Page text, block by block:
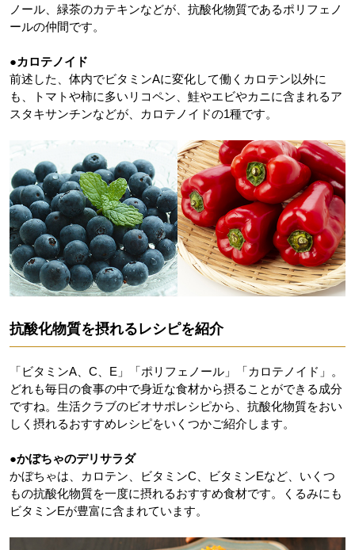
ノール、緑茶のカテキンなどが、抗酸化物質であるポリフェノ
ールの仲間です。
●カロテノイド
前述した、体内でビタミンAに変化して働くカロテン以外に
も、トマトや柿に多いリコペン、鮭やエビやカニに含まれるア
スタキサンチンなどが、カロテノイドの1種です。
抗酸化物質を摂れるレシピを紹介
「ビタミンA、C、E」「ポリフェノール」「カロテノイド」。
どれも毎日の食事の中で身近な食材から摂ることができる成分
ですね。生活クラブのビオサポレシピから、抗酸化物質をおい
しく摂れるおすすめレシピをいくつかご紹介します。
●かぼちゃのデリサラダ
かぼちゃは、カロテン、ビタミンC、ビタミンEなど、いくつ
もの抗酸化物質を一度に摂れるおすすめ食材です。くるみにも
ビタミンEが豊富に含まれています。